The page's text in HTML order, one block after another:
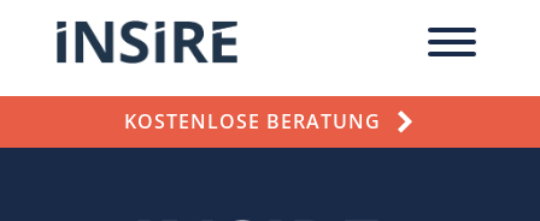
KOSTENLOSE BERATUNG